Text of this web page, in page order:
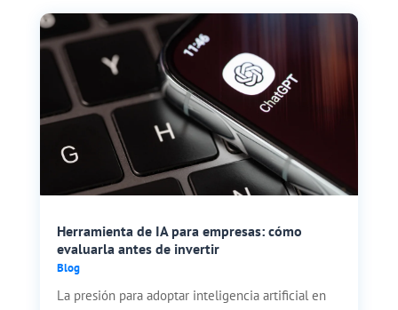
Herramienta de IA para empresas: cómo
evaluarla antes de invertir
Blog
La presión para adoptar inteligencia artificial en